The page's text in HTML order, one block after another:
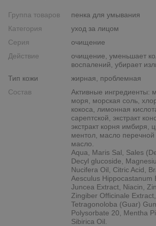
Группа товаров
пенка для умывания
Категория
уход за лицом
Серия
очищение
Действие
очищение, уменьшает
воспалений, убирает
Тип кожи
жирная, проблемная
Состав
Активные ингредиенты:
моря, морская соль,
кокоса, лимонная
сарептской, экстракт
экстракт корня имбиря,
ментол, масло
масло.
Aqua, Maris Sal, Sales
Decyl glucoside,
Nucifera Oil, Citric Acid,
Aesculus Hippocastanum
Juncea Extract, Niacin,
Zingiber Officinale
Tetragonoloba (Guar)
Polysorbate 20, Mentha
Sibirica Oil.